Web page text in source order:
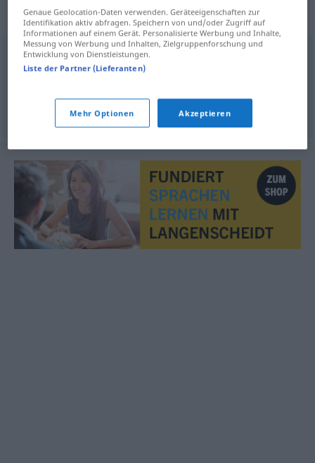
Synonyme für "innledning"
barndom,begynnelse,debut
Genaue Geolocation-Daten verwenden. Geräteeigenschaften zur
Identifikation aktiv abfragen. Speichern von und/oder Zugriff auf
Informationen auf einem Gerät. Personalisierte Werbung und Inhalte,
Messung von Werbung und Inhalten, Zielgruppenforschung und
Entwicklung von Dienstleistungen.
Liste der Partner (Lieferanten)
Mehr Optionen Akzeptieren